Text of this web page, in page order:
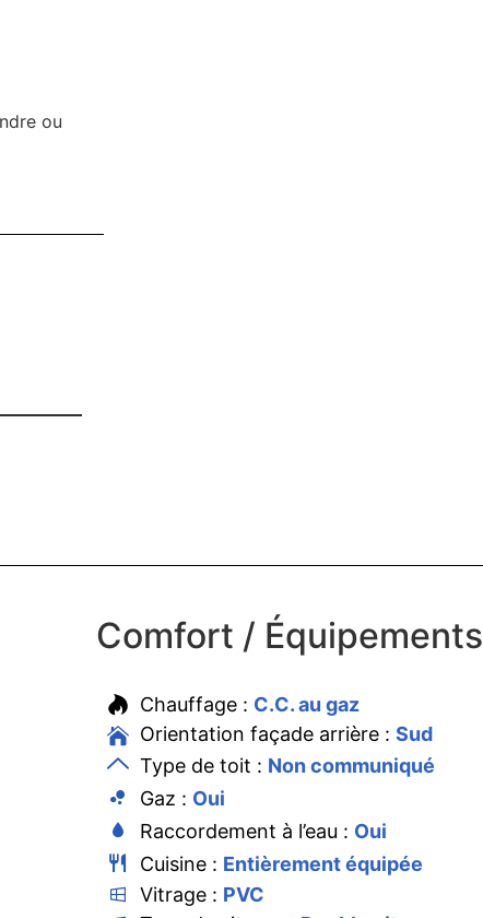
ou
Comfort / Équipements
Chauffage : C.C. au gaz
Orientation façade arrière : Sud
Type de toit : Non communiqué
Gaz : Oui
Raccordement à l’eau : Oui
Cuisine : Entièrement équipée
Vitrage : PVC